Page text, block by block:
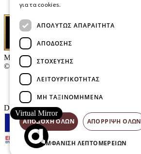
Μαρκάκης Οπτικά
© 2026
Επικοινωνία
E-Volution Awards
Designed & developed by
Virtual Mirror
για τα cookies.
ΑΠΟΛΎΤΩΣ ΑΠΑΡΑΊΤΗΤΑ
ΑΠΌΔΟΣΗΣ
ΣΤΌΧΕΥΣΗΣ
ΛΕΙΤΟΥΡΓΙΚΌΤΗΤΑΣ
ΜΗ ΤΑΞΙΝΟΜΗΜΈΝΑ
ΑΠΟΔΟΧΉ ΌΛΩΝ ΑΠΌΡΡΙΨΗ ΌΛΩΝ
ΕΜΦΆΝΙΣΗ ΛΕΠΤΟΜΕΡΕΙΏΝ